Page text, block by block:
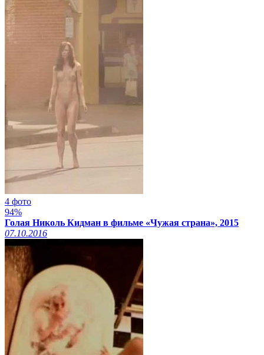
4 фото
94%
Голая Николь Кидман в фильме «Чужая страна», 2015
07.10.2016